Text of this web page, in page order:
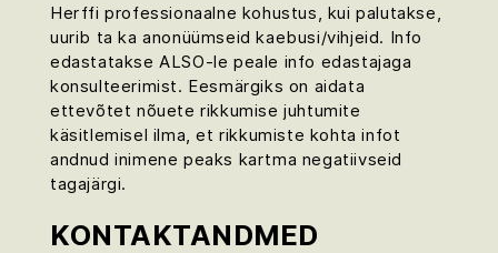
Herffi professionaalne kohustus, kui palutakse,
uurib ta ka anonüümseid kaebusi/vihjeid. Info
edastatakse ALSO-le peale info edastajaga
konsulteerimist. Eesmärgiks on aidata
ettevõtet nõuete rikkumise juhtumite
käsitlemisel ilma, et rikkumiste kohta infot
andnud inimene peaks kartma negatiivseid
tagajärgi.
KONTAKTANDMED